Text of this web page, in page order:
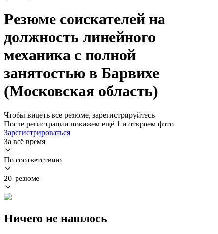
Резюме соискателей на
должность линейного
механика с полной
занятостью в Барвихе
(Московская область)
Чтобы видеть все резюме, зарегистрируйтесь
После регистрации покажем ещё 1 и откроем фото
Зарегистрироваться
За всё время
По соответствию
20 резюме
Ничего не нашлось